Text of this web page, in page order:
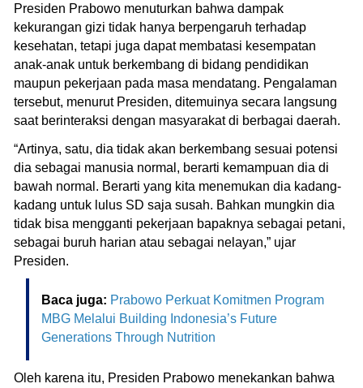
Presiden Prabowo menuturkan bahwa dampak
kekurangan gizi tidak hanya berpengaruh terhadap
kesehatan, tetapi juga dapat membatasi kesempatan
anak-anak untuk berkembang di bidang pendidikan
maupun pekerjaan pada masa mendatang. Pengalaman
tersebut, menurut Presiden, ditemuinya secara langsung
saat berinteraksi dengan masyarakat di berbagai daerah.
“Artinya, satu, dia tidak akan berkembang sesuai potensi
dia sebagai manusia normal, berarti kemampuan dia di
bawah normal. Berarti yang kita menemukan dia kadang-
kadang untuk lulus SD saja susah. Bahkan mungkin dia
tidak bisa mengganti pekerjaan bapaknya sebagai petani,
sebagai buruh harian atau sebagai nelayan,” ujar
Presiden.
Baca juga: Prabowo Perkuat Komitmen Program
MBG Melalui Building Indonesia’s Future
Generations Through Nutrition
Oleh karena itu, Presiden Prabowo menekankan bahwa